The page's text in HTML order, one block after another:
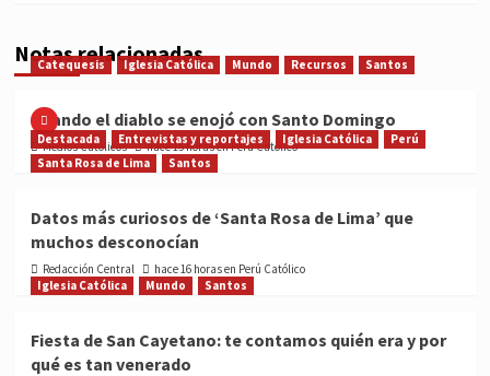
Notas relacionadas
Catequesis Iglesia Católica Mundo Recursos Santos
Cuando el diablo se enojó con Santo Domingo
Medios Católicos hace 15 horas en Perú Católico
Destacada Entrevistas y reportajes Iglesia Católica
Perú
Santa Rosa de Lima
Santos
Datos más curiosos de ‘Santa Rosa de Lima’ que
muchos desconocían
Redacción Central
hace 16 horas en Perú Católico
Iglesia Católica
Mundo Santos
Fiesta de San Cayetano: te contamos quién era y por
qué es tan venerado